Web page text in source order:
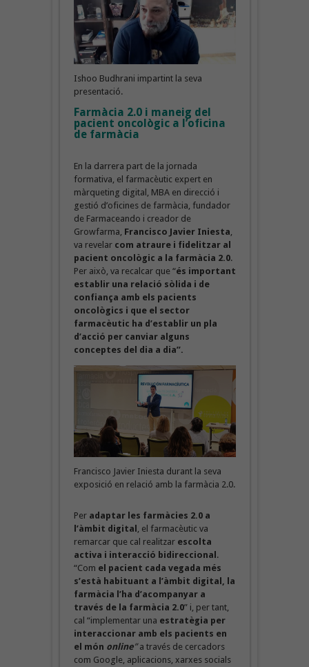
Ishoo Budhrani impartint la seva
presentació.
Farmàcia 2.0 i maneig del
pacient oncològic a l’oficina
de farmàcia
En la darrera part de la jornada
formativa, el farmacèutic expert en
màrqueting digital, MBA en direcció i
gestió d’oficines de farmàcia, fundador
de Farmaceando i creador de
Growfarma, Francisco Javier Iniesta,
va revelar com atraure i fidelitzar al
pacient oncològic a la farmàcia 2.0.
Per això, va recalcar que “és important
establir una relació sòlida i de
confiança amb els pacients
oncològics i que el sector
farmacèutic ha d’establir un pla
d’acció per canviar alguns
conceptes del dia a dia”.
Francisco Javier Iniesta durant la seva
exposició en relació amb la farmàcia 2.0.
Per adaptar les farmàcies 2.0 a
l’àmbit digital , el farmacèutic va
remarcar que cal realitzar escolta
activa i interacció bidireccional .
“Com el pacient cada vegada més
s’està habituant a l’àmbit digital, la
farmàcia l’ha d’acompanyar a
través de la farmàcia 2.0” i, per tant,
cal “implementar una estratègia per
interaccionar amb els pacients en
el món online”a través de cercadors
com Google, aplicacions, xarxes socials